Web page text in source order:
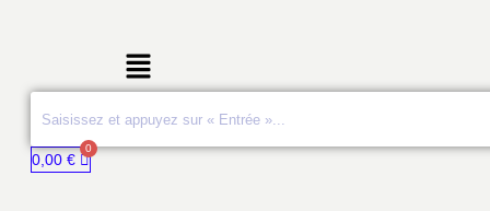
Menu
0,00 €